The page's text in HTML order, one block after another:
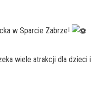
w Sparcie Zabrze!
wiele atrakcji dla dzieci i